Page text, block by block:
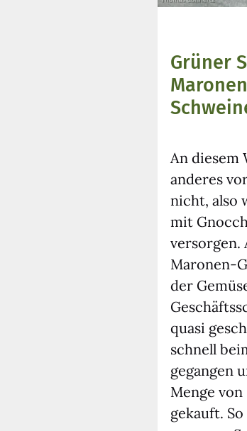
Grüner
An die­sem
ande­res
nicht, also
mit
ver­sor­gen.
Maro­nen-
der
qua­si
schnell
gegan­gen
Men­ge
gekauft.